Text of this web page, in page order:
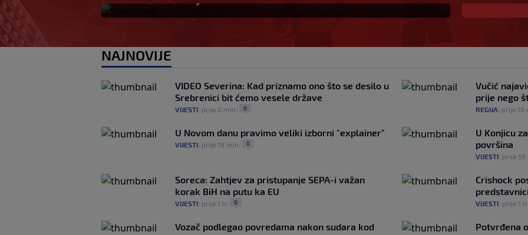
NAJNOVIJE
VIDEO Severina: Kad priznamo ono što se desilo u
Srebrenici bit ćemo vesele države
VIJESTI prije 0 min 0
Vučić
prije nego
REGIJA prije 10
U Novom danu pravimo veliki izborni "explainer"
VIJESTI prije 18 min 0
U Konjicu
površina
VIJESTI prije 59
Soreca: Zahtjev za pristupanje SEPA-i važan
korak BiH na putu ka EU
VIJESTI prije 1 h 0
Crishock
VIJESTI prije 1 h
Vozač podlegao povredama nakon sudara kod
Potvrđena